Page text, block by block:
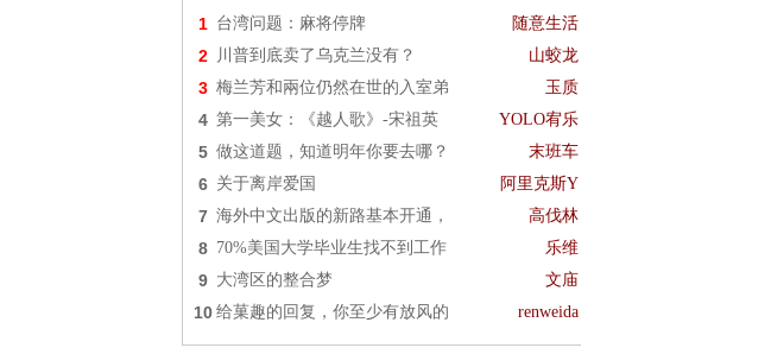
1 台湾问题：麻将停牌 随意生活
2 川普到底卖了乌克兰没有？ 山蛟龙
3 梅兰芳和兩位仍然在世的入室弟 玉质
4 第一美女：《越人歌》-宋祖英 YOLO宥乐
5 做这道题，知道明年你要去哪？ 末班车
6 关于离岸爱国 阿里克斯Y
7 海外中文出版的新路基本开通， 高伐林
8 70%美国大学毕业生找不到工作 乐维
9 大湾区的整合梦 文庙
10 给菓趣的回复，你至少有放风的 renweida